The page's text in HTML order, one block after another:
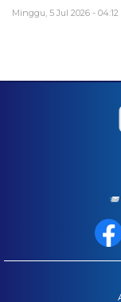
Minggu, 5 Jul 2026 -